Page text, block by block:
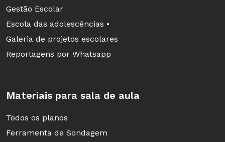
Gestão Escolar
Escola das adolescências •
Galeria de projetos escolares
Reportagens por Whatsapp
Materiais para sala de aula
Todos os planos
Ferramenta de Sondagem